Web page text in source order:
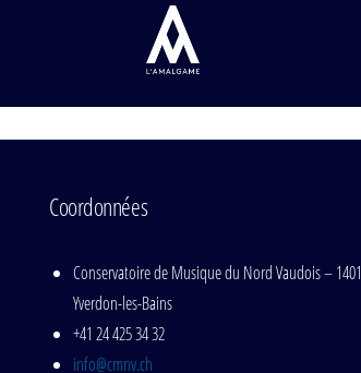
Coordonnées
Conservatoire de Musique du Nord Vaudois – 1401
Yverdon-les-Bains
+41 24 425 34 32
info@cmnv.ch